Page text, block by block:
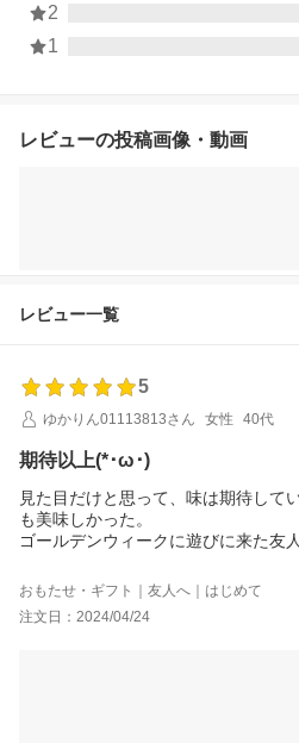
2
1
レビューの投稿画像・動画
レビュー一覧
5
ゆかりん01113813さん
女性 40代
期待以上(*･ω･)
見た目だけと思って、味は期待して
も美味しかった。
ゴールデンウィークに遊びに来た友
ケーキはレース状の厚紙の上に配置
は、テープでケーキの箱にしっかり
ケーキの箱から、レース状の厚紙を
ス状の厚紙をお皿にして使って問題
おもたせ・ギフト｜友人へ｜はじめて
注文日：2024/04/24